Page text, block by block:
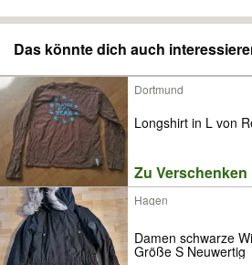
Das könnte dich auch
Dortmund
Longshirt in L von
Zu Verschenken
Hagen
Damen schwarze
Größe S Neuwertig